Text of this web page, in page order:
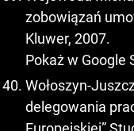
zobowiązań
Kluwer, 2007.
Pokaż w Google
Wołoszyn-
delegowania